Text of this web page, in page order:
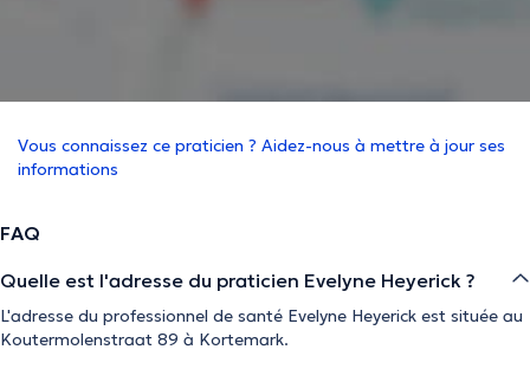
Vous connaissez ce praticien ? Aidez-nous à mettre à jour ses
informations
FAQ
Quelle est l'adresse du praticien Evelyne Heyerick ?
L'adresse du professionnel de santé Evelyne Heyerick est située au
Koutermolenstraat 89 à Kortemark.